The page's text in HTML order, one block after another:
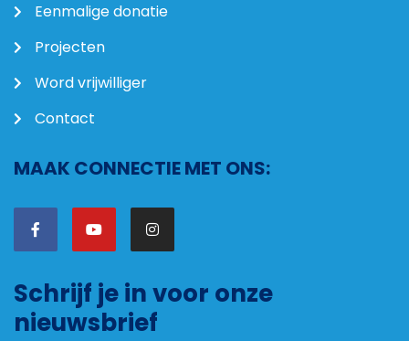
Eenmalige donatie
Projecten
Word vrijwilliger
Contact
MAAK CONNECTIE MET ONS:
Schrijf je in voor onze
nieuwsbrief